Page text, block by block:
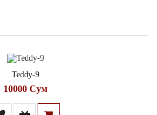
Teddy-9
10000 Сум